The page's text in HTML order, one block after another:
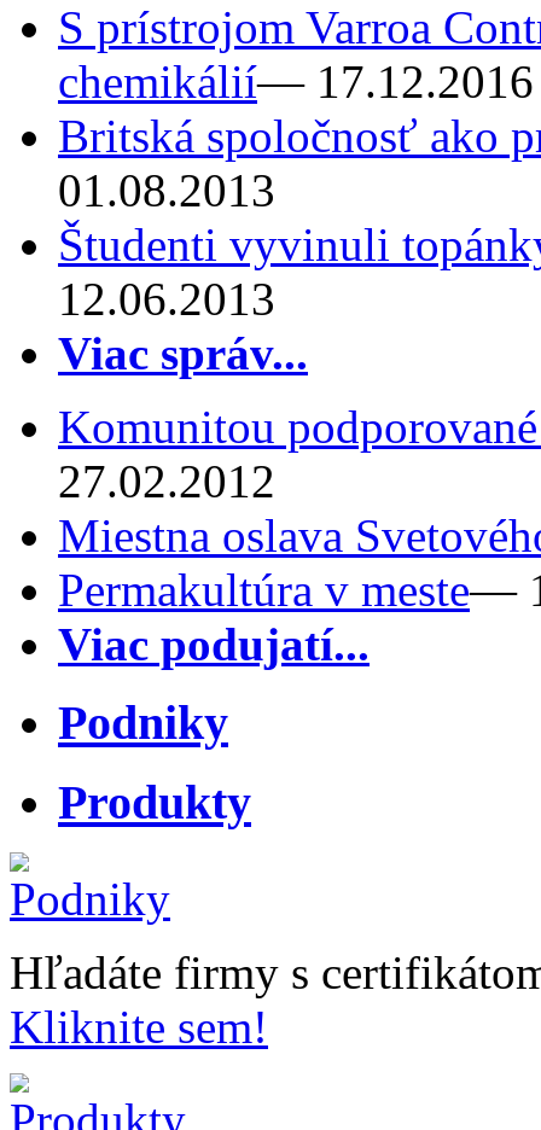
S prístrojom Varroa
chemikálií— 17.12.2016
Britská spoločnosť ako
01.08.2013
Študenti vyvinuli
12.06.2013
Viac správ...
Komunitou
27.02.2012
Miestna oslava
Permakultúra v meste—
Viac podujatí...
Podniky
Produkty
Hľadáte firmy s
Kliknite sem!